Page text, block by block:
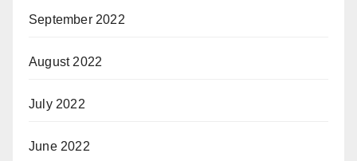
September 2022
August 2022
July 2022
June 2022